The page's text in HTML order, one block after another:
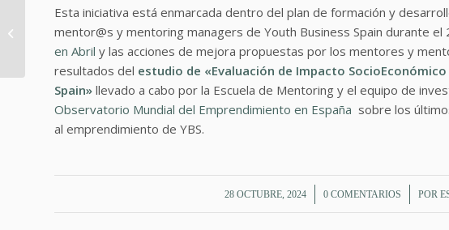
Esta iniciativa está enmarcada dentro del plan de formación y
mentor@s y mentoring managers de Youth Business Spain durante
en Abril y las acciones de mejora propuestas por los mentores y
resultados del estudio de «Evaluación de Impacto
Spain» llevado a cabo por la Escuela de Mentoring y el equipo de
Observatorio Mundial del Emprendimiento en España sobre los
al emprendimiento de YBS.
28 OCTUBRE, 2024
/ 0 COMENTARIOS
/ POR
Abiertas inscripciones
Certificación
Mentoring 2025.
Iniciamos...